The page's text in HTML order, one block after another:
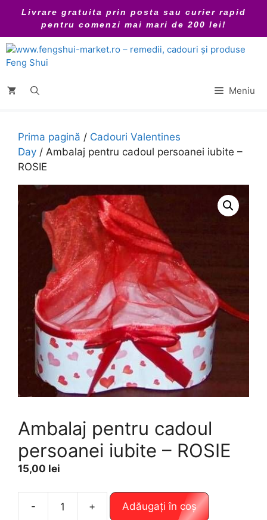
conținut
Livrare gratuita prin posta sau curier rapid
pentru comenzi mai mari de 200 lei!
Meniu
Prima pagină / Cadouri Valentines
Day / Ambalaj pentru cadoul persoanei iubite –
ROSIE
Ambalaj pentru cadoul
persoanei iubite – ROSIE
15,00 lei
-
Cantitate
+ Adăugați în coș